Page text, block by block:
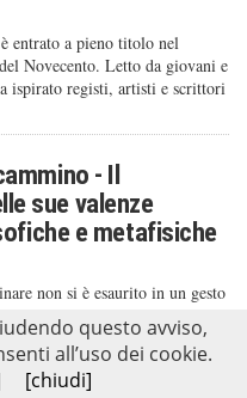
entrato a pieno titolo nel
Novecento. Letto da giovani e
ispirato registi, artisti e scrittori
- Il
sue valenze
e metafisiche
non si è esaurito in un gesto
è stato utilizzato come
e dell’evoluzione spirituale
instauriamo un rapporto più
questo avviso,
all’uso dei cookie.
[chiudi]